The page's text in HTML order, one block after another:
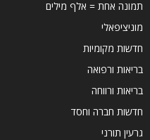
תמונה אחת = אלף מילים
מוניציפאלי
חדשות מקומיות
בריאות ורפואה
בריאות ורווחה
חדשות חברה וחסד
גרעין תורני